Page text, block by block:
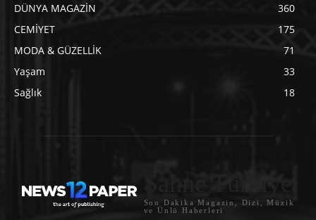
DÜNYA MAGAZİN
360
CEMİYET
175
MODA & GÜZELLİK
71
Yaşam
33
Sağlık
18
Sahne Türkiye
Son Dakika Magazin, Dizi, Müzik
ve Ünlü Haberleri